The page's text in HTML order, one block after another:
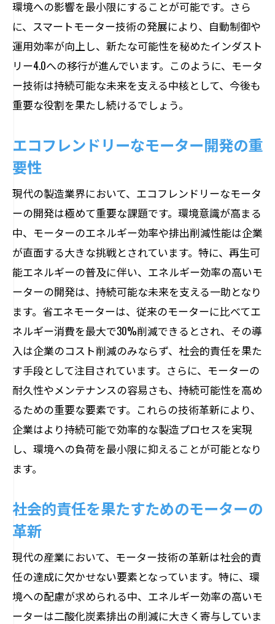
環境への影響を最小限にすることが可能です。さら
に、スマートモーター技術の発展により、自動制御や
運用効率が向上し、新たな可能性を秘めたインダスト
リー4.0への移行が進んでいます。このように、モータ
ー技術は持続可能な未来を支える中核として、今後も
重要な役割を果たし続けるでしょう。
エコフレンドリーなモーター開発の重
要性
現代の製造業界において、エコフレンドリーなモータ
ーの開発は極めて重要な課題です。環境意識が高まる
中、モーターのエネルギー効率や排出削減性能は企業
が直面する大きな挑戦とされています。特に、再生可
能エネルギーの普及に伴い、エネルギー効率の高いモ
ーターの開発は、持続可能な未来を支える一助となり
ます。省エネモーターは、従来のモーターに比べてエ
ネルギー消費を最大で30%削減できるとされ、その導
入は企業のコスト削減のみならず、社会的責任を果た
す手段として注目されています。さらに、モーターの
耐久性やメンテナンスの容易さも、持続可能性を高め
るための重要な要素です。これらの技術革新により、
企業はより持続可能で効率的な製造プロセスを実現
し、環境への負荷を最小限に抑えることが可能となり
ます。
社会的責任を果たすためのモーターの
革新
現代の産業において、モーター技術の革新は社会的責
任の達成に欠かせない要素となっています。特に、環
境への配慮が求められる中、エネルギー効率の高いモ
ーターは二酸化炭素排出の削減に大きく寄与していま